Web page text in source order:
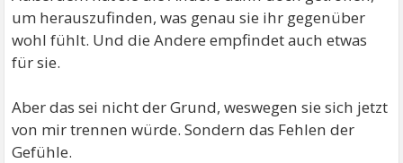
um herauszufinden, was genau sie ihr gegenüber
wohl fühlt. Und die Andere empfindet auch etwas
für sie.
Aber das sei nicht der Grund, weswegen sie sich jetzt
von mir trennen würde. Sondern das Fehlen der
Gefühle.